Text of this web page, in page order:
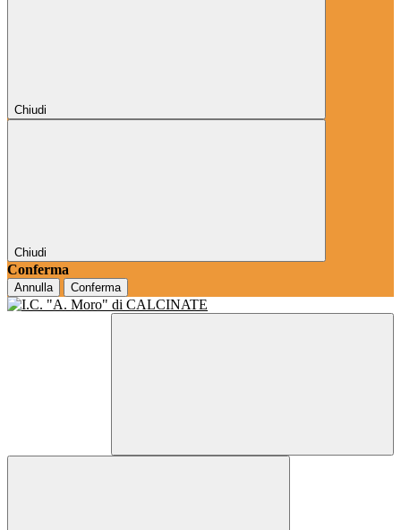
Chiudi
Chiudi
Conferma
Annulla Conferma